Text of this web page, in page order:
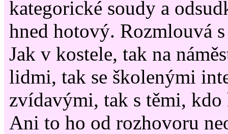
kategorické soudy a
hned hotový. Rozmlouvá
Jak v kostele, tak na
lidmi, tak se školenými
zvídavými, tak s těmi, kdo
Ani to ho od rozhovoru